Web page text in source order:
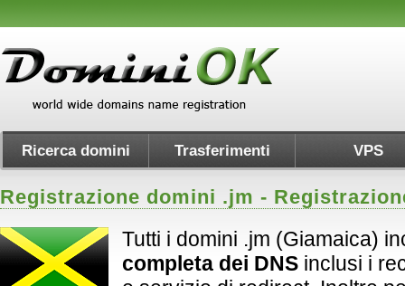
Ricerca domini Trasferimenti VPS
Registrazione domini .jm -
Tutti i domini .jm (Giamaica)
completa dei DNS inclusi i